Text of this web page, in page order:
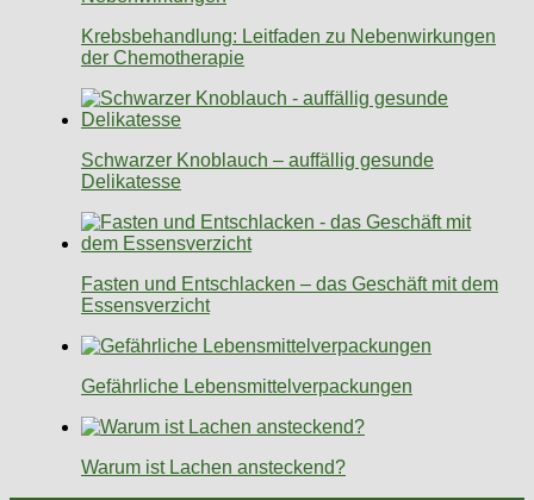
Krebsbehandlung: Leitfaden zu Nebenwirkungen
der Chemotherapie
Schwarzer Knoblauch – auffällig gesunde
Delikatesse
Fasten und Entschlacken – das Geschäft mit dem
Essensverzicht
Gefährliche Lebensmittelverpackungen
Warum ist Lachen ansteckend?